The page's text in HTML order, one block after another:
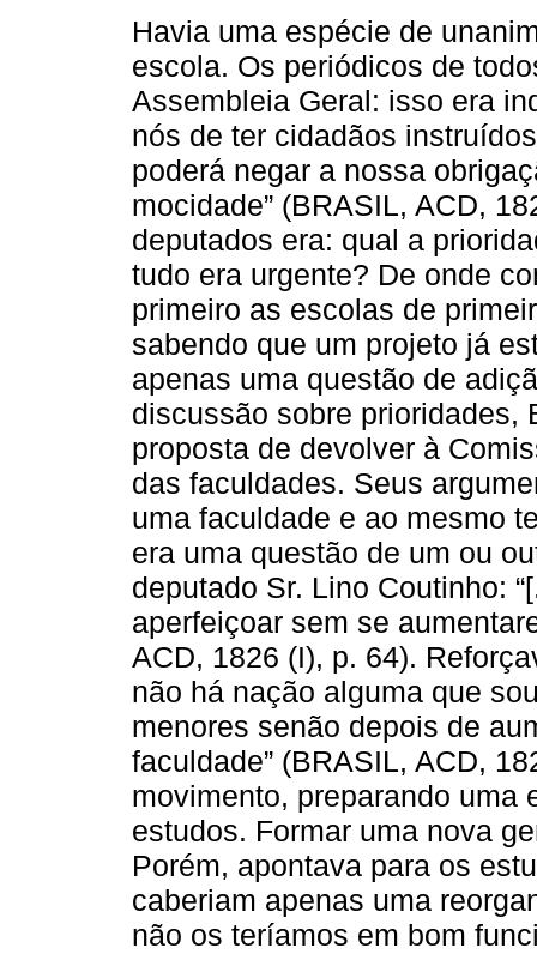
Havia uma espécie de
escola. Os periódicos de
Assembleia Geral: isso era
nós de ter cidadãos
poderá negar a nossa
mocidade” (BRASIL, ACD,
deputados era: qual a
tudo era urgente? De onde
primeiro as escolas de
sabendo que um projeto já
apenas uma questão de
discussão sobre prioridades,
proposta de devolver à
das faculdades. Seus
uma faculdade e ao mesmo
era uma questão de um ou
deputado Sr. Lino Coutinho:
aperfeiçoar sem se
ACD, 1826 (I), p. 64).
não há nação alguma que
menores senão depois de
faculdade” (BRASIL, ACD,
movimento, preparando uma
estudos. Formar uma nova
Porém, apontava para os
caberiam apenas uma
não os teríamos em bom